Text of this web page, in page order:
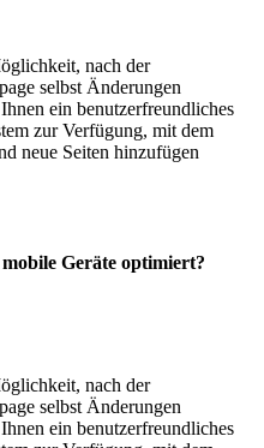
nach der
selbst Änderungen
ein benutzerfreundliches
zur Verfügung, mit dem
neue Seiten hinzufügen
Geräte optimiert?
nach der
selbst Änderungen
ein benutzerfreundliches